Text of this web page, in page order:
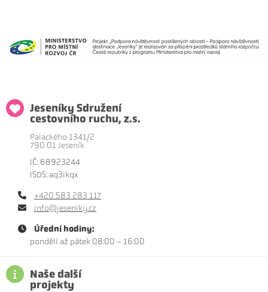
Jeseníky Sdružení
cestovního ruchu, z.s.
Palackého 1341/2
790 01 Jeseník
IČ: 68923244
ISDS: aq3ikqx
+420 583 283 117
info@jeseniky.cz
Úřední hodiny:
pondělí až pátek 08:00 - 16:00
Naše další
projekty